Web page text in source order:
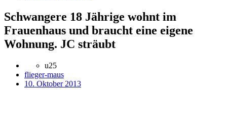
Schwangere 18 Jährige wohnt im
Frauenhaus und braucht eine eigene
Wohnung. JC sträubt
u25
flieger-maus
10. Oktober 2013